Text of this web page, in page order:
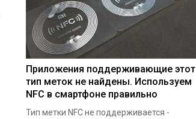
Приложения поддерживающие этот
тип меток не найдены. Используем
NFC в смартфоне правильно
Тип метки NFC не поддерживается -